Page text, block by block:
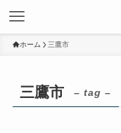
ホーム 三鷹市
三鷹市 – tag –